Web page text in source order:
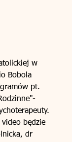
w
Bobola
pt.
będzie
dr